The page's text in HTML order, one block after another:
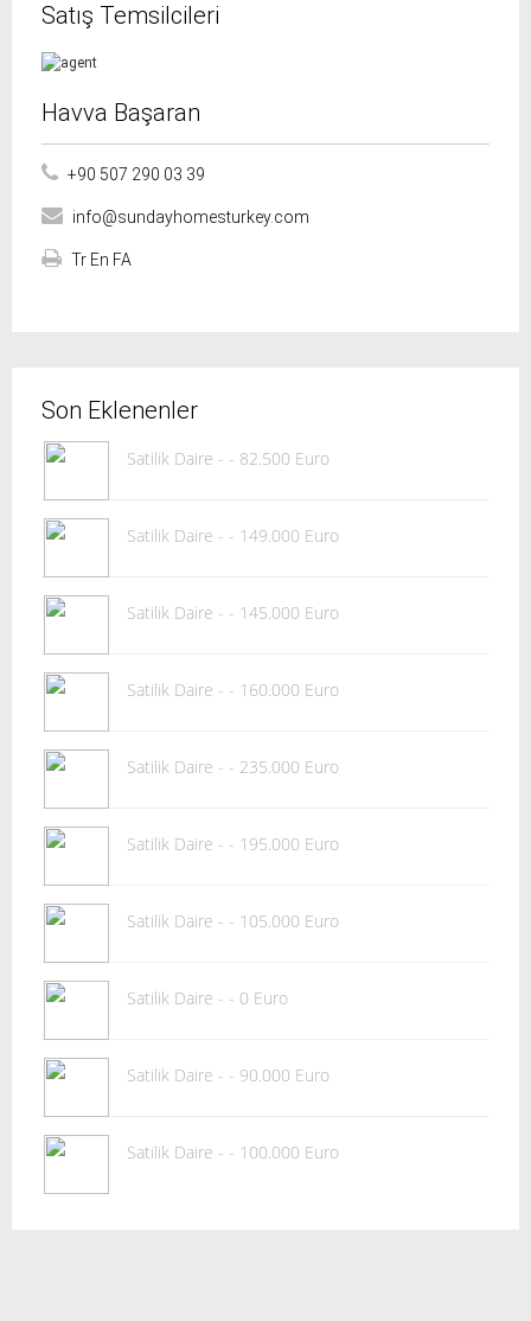
Satış Temsilcileri
Havva Başaran
+90 507 290 03 39
info@sundayhomesturkey.com
Tr En FA
Son Eklenenler
Satilik Daire - - 82.500 Euro
Satilik Daire - - 149.000 Euro
Satilik Daire - - 145.000 Euro
Satilik Daire - - 160.000 Euro
Satilik Daire - - 235.000 Euro
Satilik Daire - - 195.000 Euro
Satilik Daire - - 105.000 Euro
Satilik Daire - - 0 Euro
Satilik Daire - - 90.000 Euro
Satilik Daire - - 100.000 Euro